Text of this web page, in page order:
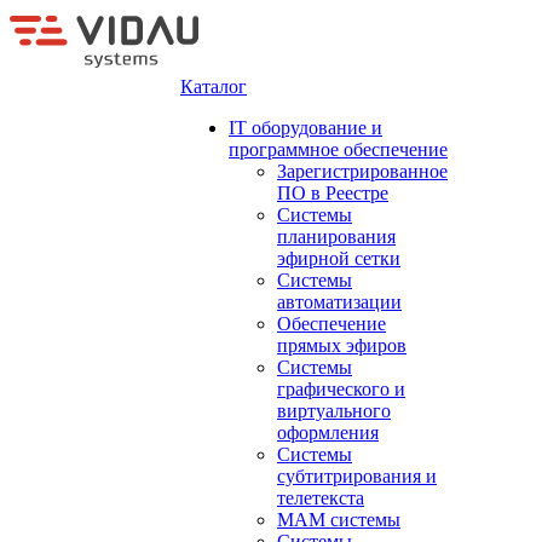
Каталог
IT оборудование и
программное обеспечение
Зарегистрированное
ПО в Реестре
Системы
планирования
эфирной сетки
Системы
автоматизации
Обеспечение
прямых эфиров
Системы
графического и
виртуального
оформления
Системы
субтитрирования и
телетекста
MAM системы